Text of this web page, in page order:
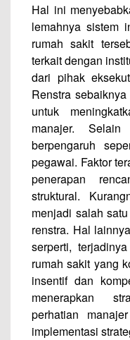
Hal ini
lemahnya sistem
rumah sakit
terkait dengan
dari pihak
Renstra
untuk
manajer.
berpengaruh
pegawai. Faktor
penerapan
struktural.
menjadi salah
renstra. Hal
serperti,
rumah sakit yang
insentif dan
menerapkan
perhatian
implementasi